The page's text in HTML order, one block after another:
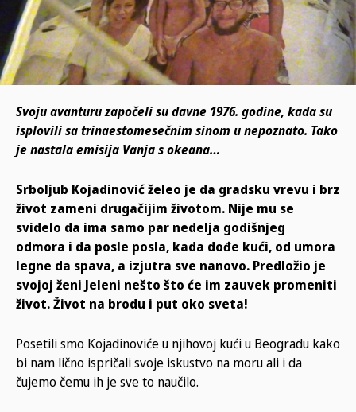
Svoju avanturu započeli su davne 1976. godine, kada su
isplovili sa trinaestomesečnim sinom u nepoznato. Tako
je nastala emisija Vanja s okeana…
Srboljub Kojadinović želeo je da gradsku vrevu i brz
život zameni drugačijim životom. Nije mu se
svidelo da ima samo par nedelja godišnjeg
odmora i da posle posla, kada dođe kući, od umora
legne da spava, a izjutra sve nanovo. Predložio je
svojoj ženi Jeleni nešto što će im zauvek promeniti
život. Život na brodu i put oko sveta!
Posetili smo Kojadinoviće u njihovoj kući u Beogradu kako
bi nam lično ispričali svoje iskustvo na moru ali i da
čujemo čemu ih je sve to naučilo.